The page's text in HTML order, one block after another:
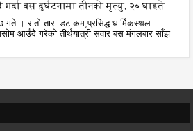
बस दुर्घटनामा तीनको मृत्यु, २० घाइते
। रातो तारा डट कम,प्रसिद्ध धार्मिकस्थल
आउँदै गरेको तीर्थयात्री सवार बस मंगलबार साँझ